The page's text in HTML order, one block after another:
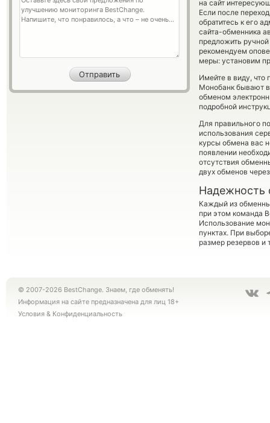
на сайт
Если после
обратитесь к его
сайта-обменника
предложить
рекомендуем
меры: установим
Имейте в виду, что
Монобанк бывают
обменом
подробной
Для правильного
использования
курсы обмена вас
появлении
отсутствия
двух обменов
Надежность
Каждый из
при этом команда
Использование
пунктах. При
размер резервов и
© 2007-2026 BestChange. Знаем, где обменять!
Информация на сайте предназначена для лиц 18+
Условия & Конфиденциальность